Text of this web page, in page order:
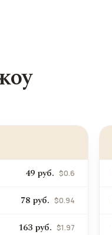
49 руб. $0.6
78 руб. $0.94
163 руб. $1.97